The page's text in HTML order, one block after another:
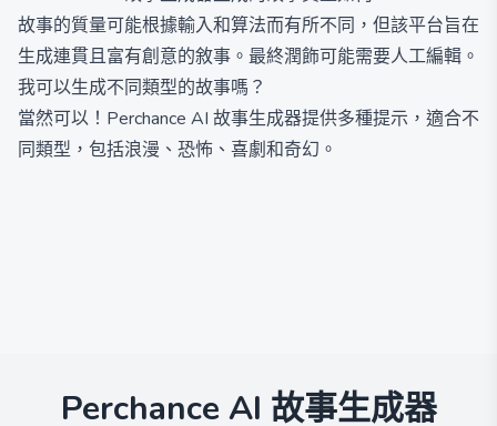
故事的質量可能根據輸入和算法而有所不同，但該平台旨在
生成連貫且富有創意的敘事。最終潤飾可能需要人工編輯。
我可以生成不同類型的故事嗎？
當然可以！Perchance AI 故事生成器提供多種提示，適合不
同類型，包括浪漫、恐怖、喜劇和奇幻。
Perchance AI 故事生成器